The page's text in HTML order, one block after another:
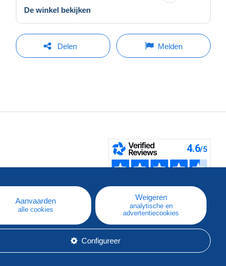
De winkel bekijken
Delen Melden
Aanvaarden
alle cookies
Weigeren
analytische en
advertentiecookies
Configureer